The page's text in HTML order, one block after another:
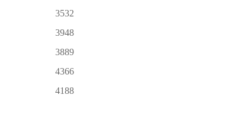
3532
3948
3889
4366
4188